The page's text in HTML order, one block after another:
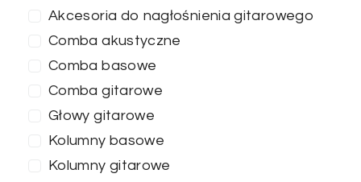
Akcesoria do nagłośnienia gitarowego
Comba akustyczne
Comba basowe
Comba gitarowe
Głowy gitarowe
Kolumny basowe
Kolumny gitarowe